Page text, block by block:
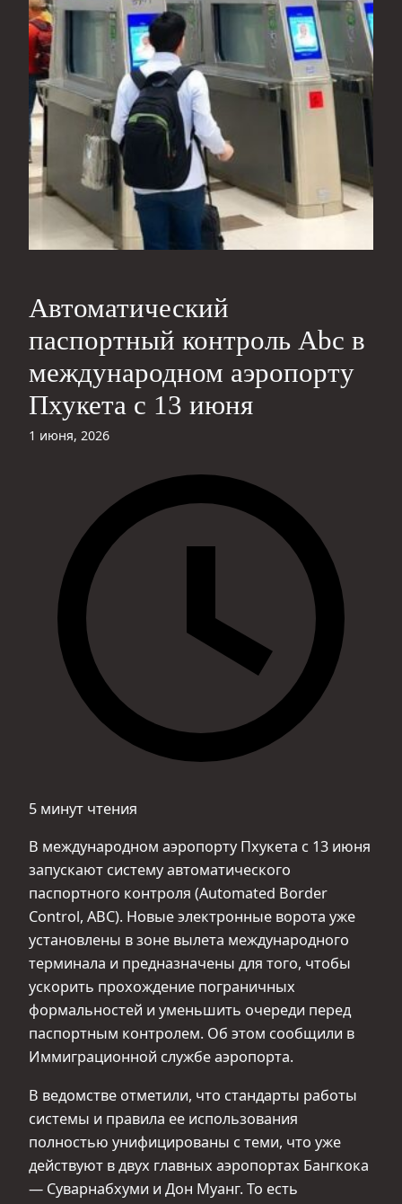
Автоматический
паспортный контроль Abc в
международном аэропорту
Пхукета с 13 июня
1 июня, 2026
5 минут чтения
В международном аэропорту Пхукета с 13 июня
запускают систему автоматического
паспортного контроля (Automated Border
Control, ABC). Новые электронные ворота уже
установлены в зоне вылета международного
терминала и предназначены для того, чтобы
ускорить прохождение пограничных
формальностей и уменьшить очереди перед
паспортным контролем. Об этом сообщили в
Иммиграционной службе аэропорта.
В ведомстве отметили, что стандарты работы
системы и правила ее использования
полностью унифицированы с теми, что уже
действуют в двух главных аэропортах Бангкока
— Суварнабхуми и Дон Муанг. То есть